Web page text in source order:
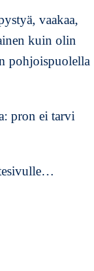
vaakaa,
kuin olin
pohjoispuolella
pron ei tarvi